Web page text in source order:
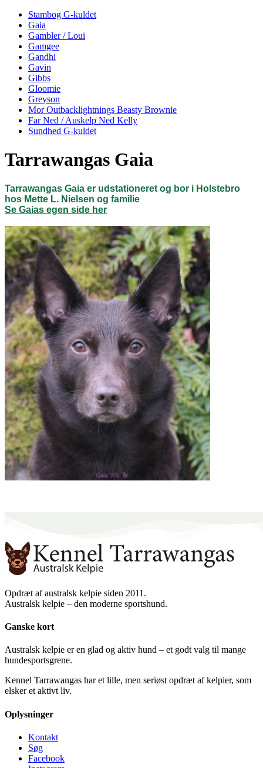
Stambog G-kuldet
Gaia
Gambler / Loui
Gamgee
Gandhi
Gavin
Gibbs
Gloomie
Greyson
Mor Outbacklightnings Beasty Brownie
Far Ned / Auskelp Ned Kelly
Sundhed G-kuldet
Tarrawangas Gaia
Tarrawangas Gaia er udstationeret og bor i Holstebro
hos Mette L. Nielsen og familie
Se Gaias egen side her
Opdræt af australsk kelpie siden 2011.
Australsk kelpie – den moderne sportshund.
Ganske kort
Australsk kelpie er en glad og aktiv hund – et godt valg til mange
hundesportsgrene.
Kennel Tarrawangas har et lille, men seriøst opdræt af kelpier, som
elsker et aktivt liv.
Oplysninger
Kontakt
Søg
Facebook